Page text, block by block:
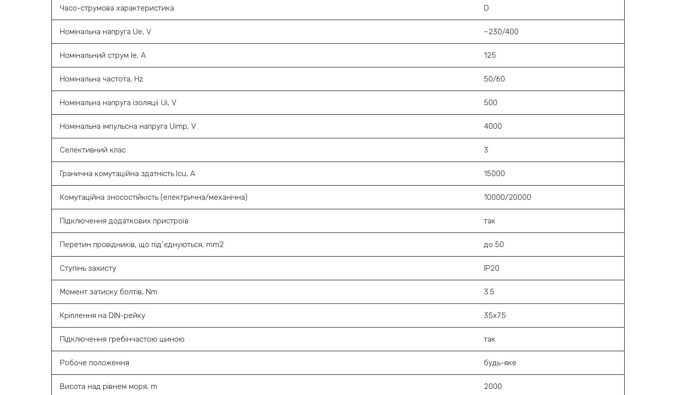
Часо-струмова характеристика D
Номінальна напруга Ue, V ~230/400
Номінальний струм Ie, A 125
Номінальна частота, Hz 50/60
Номінальна напруга ізоляції Ui, V 500
Номінальна імпульсна напруга Uimp, V 4000
Селективний клас 3
Гранична комутаційна здатність Icu, A 15000
Комутаційна зносостійкість (електрична/механічна) 10000/20000
Підключення додаткових пристроїв так
Перетин провідників, що під`єднуються, mm2 до 50
Ступінь захисту ІР20
Момент затиску болтів, Nm 3.5
Кріплення на DIN-рейку 35х7.5
Підключення гребінчастою шиною так
Робоче положення будь-яке
Висота над рівнем моря, m 2000